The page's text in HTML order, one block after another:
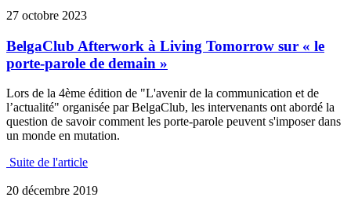
27 octobre 2023
BelgaClub Afterwork à Living Tomorrow sur « le
porte-parole de demain »
Lors de la 4ème édition de "L'avenir de la communication et de
l’actualité" organisée par BelgaClub, les intervenants ont abordé la
question de savoir comment les porte-parole peuvent s'imposer dans
un monde en mutation.
Suite de l'article
20 décembre 2019